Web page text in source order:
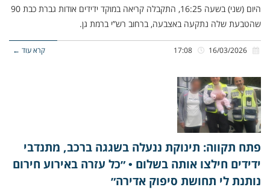
היום (שני) בשעה 16:25, התקבלה קריאה במוקד ידידים אודות גברת כבת 90
שהטבעת שלה נתקעה באצבעה, ברחוב רש”י ברמת גן.
קרא עוד ←
פתח תקווה: תינוקת ננעלה בשגגה ברכב, מתנדבי
ידידים חילצו אותה בשלום • ״כל עזרה באירוע חירום
נותנת לי תחושת סיפוק אדירה״